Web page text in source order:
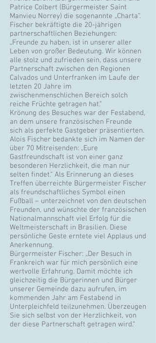
Patrice Colbert (Bürgermeister Saint
Manvieu Norrey) die sogenannte „Charta“.
Fischer bekräftigte die 20-jährigen
partnerschaftlichen Beziehungen:
„Freunde zu haben, ist in unserer aller
Leben von großer Bedeutung. Wir können
alle stolz und zufrieden sein, dass unsere
Partnerschaft zwischen den Regionen
Calvados und Unterfranken im Laufe der
letzten 20 Jahre im
zwischenmenschlichen Bereich solch
reiche Früchte getragen hat.“
Krönung des Besuches war der Festabend,
an dem unsere französischen Freunde
sich als perfekte Gastgeber präsentierten.
Alois Fischer bedankte sich im Namen der
über 70 Mitreisenden: „Eure
Gastfreundschaft ist von einer ganz
besonderen Herzlichkeit, die man nur
selten findet.“ Als Erinnerung an dieses
Treffen überreichte Bürgermeister Fischer
als freundschaftliches Symbol einen
Fußball – unterzeichnet von den deutschen
Freunden, und wünschte der französischen
Nationalmannschaft viel Erfolg für die
Weltmeisterschaft in Brasilien. Diese
persönliche Geste erntete viel Applaus und
Anerkennung.
Bürgermeister Fischer: „Der Besuch in
Frankreich war für mich persönlich eine
wertvolle Erfahrung. Damit möchte ich
gleichzeitig die Bürgerinnen und Bürger
unserer Gemeinde dazu aufrufen, im
kommenden Jahr am Festabend in
Unterpleichfeld teilzunehmen. Überzeugen
Sie sich selbst von der Herzlichkeit, von
der diese Partnerschaft getragen wird.“